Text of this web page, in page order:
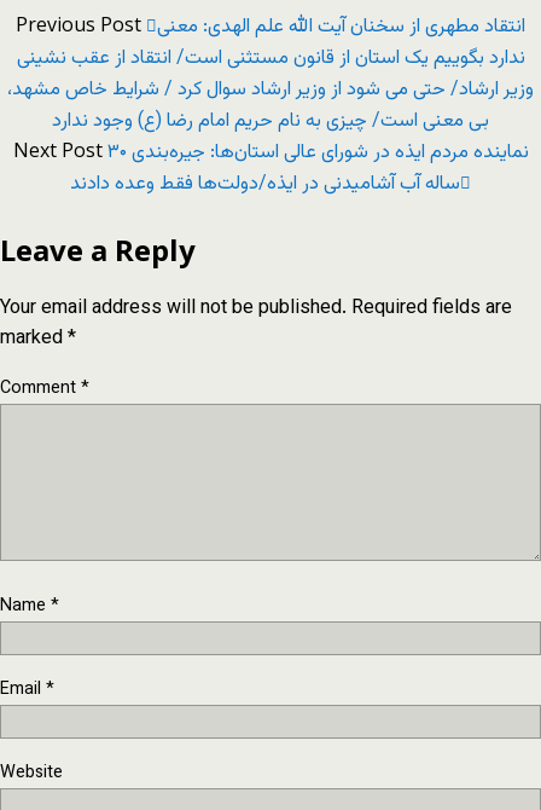
Previous Post انتقاد مطهری از سخنان آیت الله علم الهدی: معنی
ندارد بگوییم یک استان از قانون مستثنی است/ انتقاد از عقب نشینی
وزیر ارشاد/ حتی می شود از وزیر ارشاد سوال کرد / شرایط خاص مشهد،
بی معنی است/ چیزی به نام حریم امام رضا (ع) وجود ندارد
Next Postنماینده مردم ایذه در شورای عالی‌ استان‌ها: جیره‌بندی ۳۰
ساله آب آشامیدنی در ایذه/دولت‌ها فقط وعده دادند
Leave a Reply
Your email address will not be published. Required fields are
marked*
Comment*
Name *
Email *
Website